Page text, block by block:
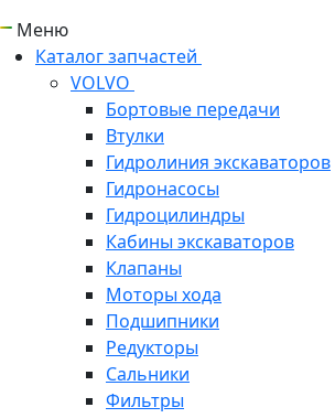
Меню
Каталог запчастей
VOLVO
Бортовые передачи
Втулки
Гидролиния экскаваторов
Гидронасосы
Гидроцилиндры
Кабины экскаваторов
Клапаны
Моторы хода
Подшипники
Редукторы
Сальники
Фильтры